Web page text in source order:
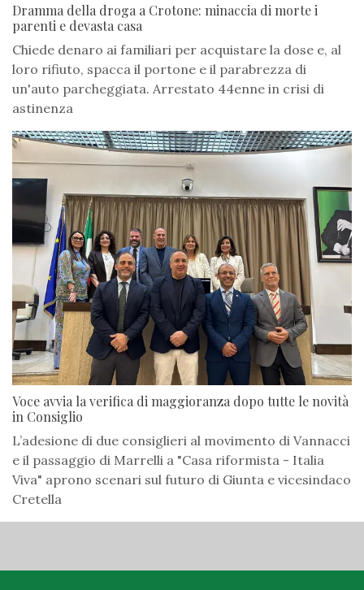
Dramma della droga a Crotone: minaccia di morte i
parenti e devasta casa
Chiede denaro ai familiari per acquistare la dose e, al
loro rifiuto, spacca il portone e il parabrezza di
un'auto parcheggiata. Arrestato 44enne in crisi di
astinenza
Voce avvia la verifica di maggioranza dopo tutte le novità
in Consiglio
L’adesione di due consiglieri al movimento di Vannacci
e il passaggio di Marrelli a "Casa riformista - Italia
Viva" aprono scenari sul futuro di Giunta e vicesindaco
Cretella